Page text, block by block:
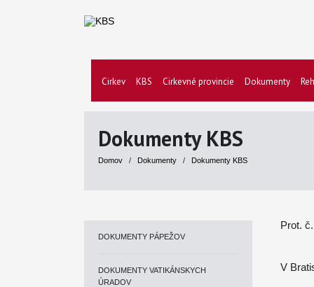
Cirkev KBS Cirkevné provincie Dokumenty
Dokumenty KBS
Domov / Dokumenty / Dokumenty KBS
DOKUMENTY PÁPEŽOV
DOKUMENTY VATIKÁNSKYCH
ÚRADOV
Prot.
V